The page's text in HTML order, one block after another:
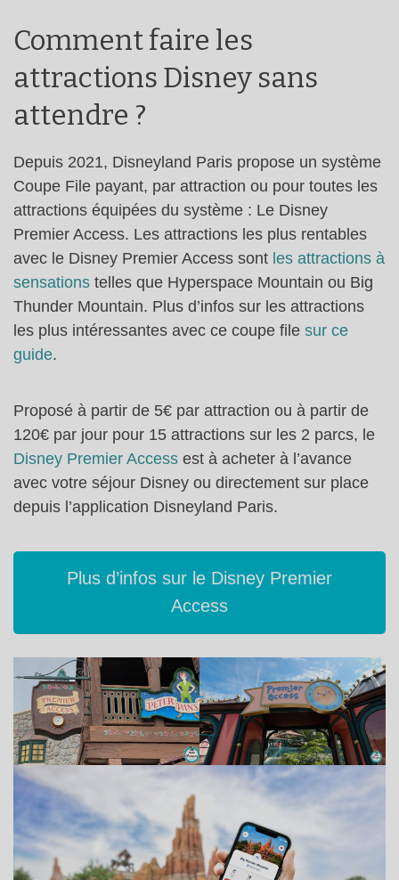
Comment faire les
attractions Disney sans
attendre ?
Depuis 2021, Disneyland Paris propose un système
Coupe File payant, par attraction ou pour toutes les
attractions équipées du système : Le Disney
Premier Access. Les attractions les plus rentables
avec le Disney Premier Access sont les attractions à
sensations telles que Hyperspace Mountain ou Big
Thunder Mountain. Plus d’infos sur les attractions
les plus intéressantes avec ce coupe file sur ce
guide.
Proposé à partir de 5€ par attraction ou à partir de
120€ par jour pour 15 attractions sur les 2 parcs, le
Disney Premier Access est à acheter à l’avance
avec votre séjour Disney ou directement sur place
depuis l’application Disneyland Paris.
Plus d’infos sur le Disney Premier
Access